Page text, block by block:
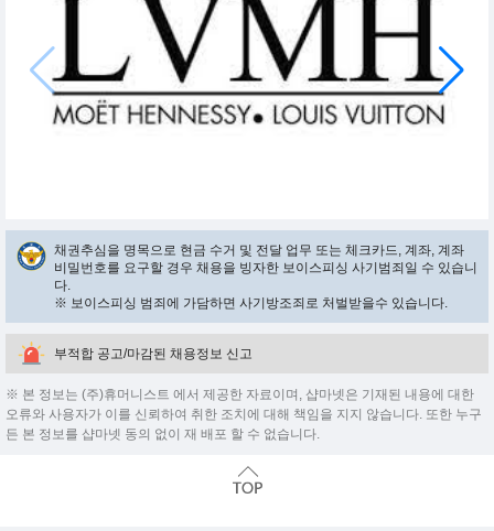
채권추심을 명목으로 현금 수거 및 전달 업무 또는 체크카드, 계좌, 계좌
비밀번호를 요구할 경우 채용을 빙자한 보이스피싱 사기범죄일 수 있습니
다.
※ 보이스피싱 범죄에 가담하면 사기방조죄로 처벌받을수 있습니다.
부적합 공고/마감된 채용정보 신고
※ 본 정보는 (주)휴머니스트 에서 제공한 자료이며, 샵마넷은 기재된 내용에 대한
오류와 사용자가 이를 신뢰하여 취한 조치에 대해 책임을 지지 않습니다. 또한 누구
든 본 정보를 샵마넷 동의 없이 재 배포 할 수 없습니다.